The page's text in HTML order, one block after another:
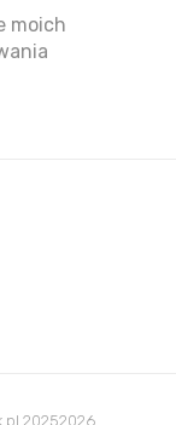
moich
20252026